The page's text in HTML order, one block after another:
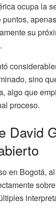
ocupa la
su
sino
algo que
proceso.
David
en Bogotá,